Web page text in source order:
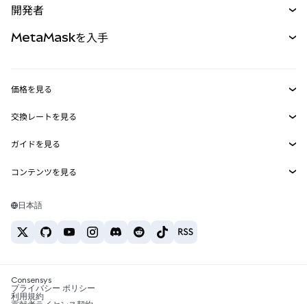
パーペチュアル
RWA
開発者
MetaMask Connect
Snaps
Web3サービス
MetaMaskを入手
セキュリティ
サポート
キャリア
お問い合わせ
価格を見る
イーサリアムの価格
Solanaの価格
Tetherの価格
交換レートを見る
ETH→USD
USDT→INR
BTC→INR
ETH→USDT
ガイドを見る
ETHの購入
USDTの購入
SHIBの購入
BNBの購入
コンテンツを見る
Solanaウォレット
税制関連ニュース
日本語
Consensys
プライバシー ポリシー
利用規約